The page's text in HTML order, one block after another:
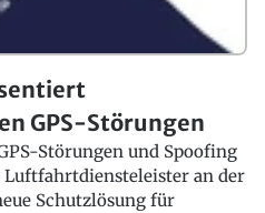
GPS-Störungen
Störungen und Spoofing
an der
Schutzlösung für